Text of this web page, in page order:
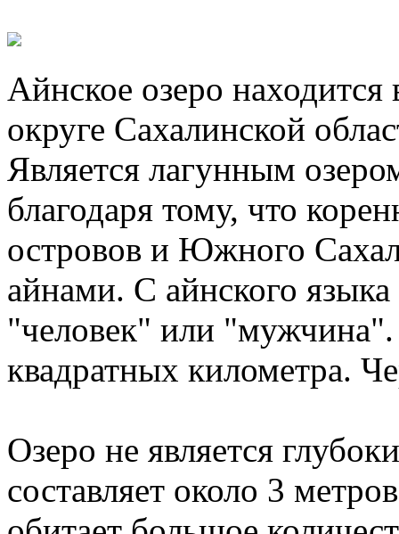
Айнское озеро
округе Сахалинской
Является лагунным
благодаря тому, что
островов и Южного
айнами. С айнского
"человек" или "мужчина".
квадратных километра.
Озеро не является
составляет около 3